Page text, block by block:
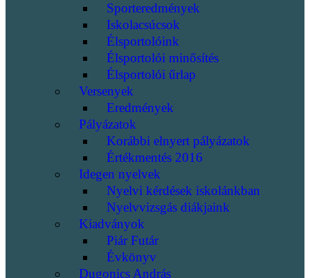
Sporteredmények
Iskolacsúcsok
Élsportolóink
Élsportolói minősítés
Élsportolói űrlap
Versenyek
Eredmények
Pályázatok
Korábbi elnyert pályázatok
Értékmentés 2016
Idegen nyelvek
Nyelvi kérdések iskolánkban
Nyelvvizsgás diákjaink
Kiadványok
Piár Futár
Évkönyv
Dugonics András